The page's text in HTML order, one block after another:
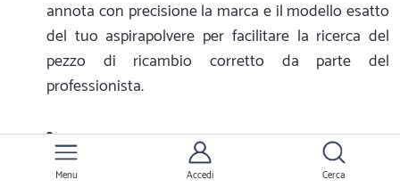
annota con precisione la marca e il modello esatto
del tuo aspirapolvere per facilitare la ricerca del
pezzo di ricambio corretto da parte del
professionista.
Contattare il centro di assistenza autorizzato
Menu Accedi Cerca